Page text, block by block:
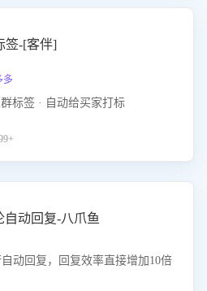
签-[客伴]
标签 · 自动给买家打标
自动回复-八爪鱼
动回复，回复效率直接增加10倍